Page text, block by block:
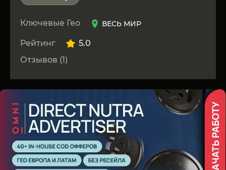
Ключевые Гео ВЕСЬ МИР
Рейтинг
5.0
Отзывов (1)